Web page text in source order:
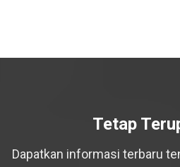
Tetap
Dapatkan informasi terbaru